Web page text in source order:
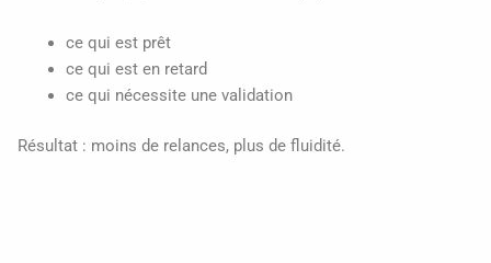
ce qui est prêt
ce qui est en retard
ce qui nécessite une validation
Résultat : moins de relances, plus de fluidité.